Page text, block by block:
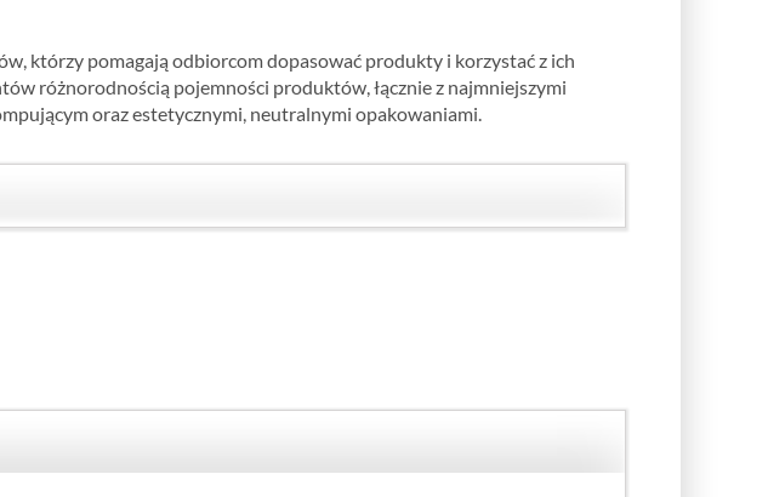
którzy pomagają odbiorcom dopasować produkty i korzystać z ich
różnorodnością pojemności produktów, łącznie z najmniejszymi
oraz estetycznymi, neutralnymi opakowaniami.